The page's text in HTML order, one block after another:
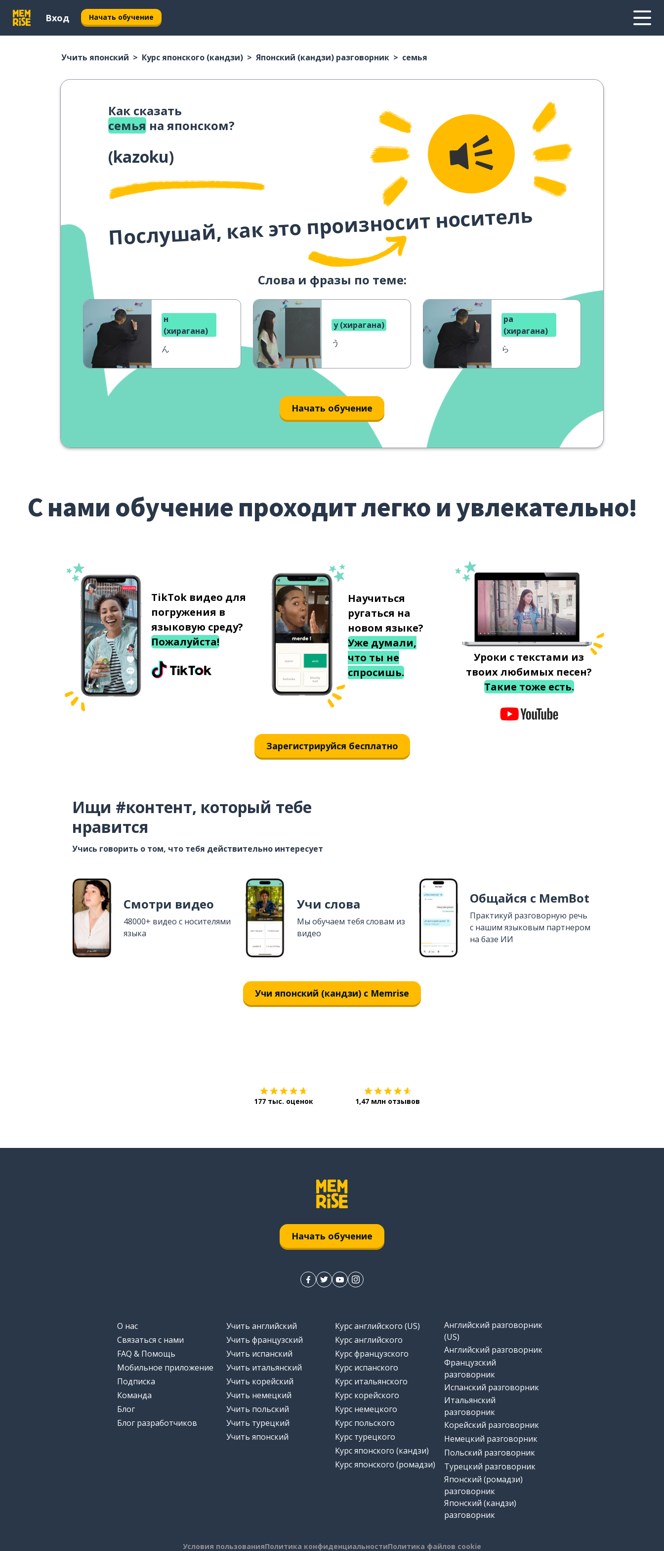
Вход Начать обучение
Учить японский Курс японского (кандзи) Японский (кандзи) разговорник семья
Как сказать
семья на японском?
(kazoku)
Послушай, как это произносит носитель
Слова и фразы по теме:
н
(хирагана)
ん
у (хирагана)
う
ра
(хирагана)
ら
Начать обучение
С нами обучение проходит легко и увлекательно!
TikTok видео для
погружения в
языковую среду?
Пожалуйста!
Научиться
ругаться на
новом языке?
Уже думали,
что ты не
спросишь.
Уроки с текстами из
твоих любимых песен?
Такие тоже есть.
Зарегистрируйся бесплатно
Ищи #контент, который тебе
нравится
Учись говорить о том, что тебя действительно интересует
Смотри видео
48000+ видео с носителями
языка
Учи слова
Мы обучаем тебя словам из
видео
Общайся с MemBot
Практикуй разговорную речь
с нашим языковым партнером
на базе ИИ
Учи японский (кандзи) с Memrise
177 тыс. оценок 1,47 млн отзывов
Начать обучение
О нас
Связаться с нами
FAQ & Помощь
Мобильное приложение
Подписка
Команда
Блог
Блог разработчиков
Учить английский
Учить французский
Учить испанский
Учить итальянский
Учить корейский
Учить немецкий
Учить польский
Учить турецкий
Учить японский
Курс английского (US)
Курс английского
Курс французского
Курс испанского
Курс итальянского
Курс корейского
Курс немецкого
Курс польского
Курс турецкого
Курс японского (кандзи)
Курс японского (ромадзи)
Английский разговорник
(US)
Английский разговорник
Французский
разговорник
Испанский разговорник
Итальянский
разговорник
Корейский разговорник
Немецкий разговорник
Польский разговорник
Турецкий разговорник
Японский (ромадзи)
разговорник
Японский (кандзи)
разговорник
Условия пользованияПолитика конфиденциальностиПолитика файлов cookie